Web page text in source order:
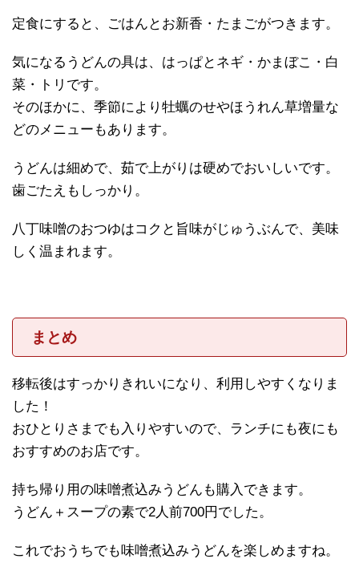
定食にすると、ごはんとお新香・たまごがつきます。
気になるうどんの具は、はっぱとネギ・かまぼこ・白
菜・トリです。
そのほかに、季節により牡蠣のせやほうれん草増量な
どのメニューもあります。
うどんは細めで、茹で上がりは硬めでおいしいです。
歯ごたえもしっかり。
八丁味噌のおつゆはコクと旨味がじゅうぶんで、美味
しく温まれます。
まとめ
移転後はすっかりきれいになり、利用しやすくなりま
した！
おひとりさまでも入りやすいので、ランチにも夜にも
おすすめのお店です。
持ち帰り用の味噌煮込みうどんも購入できます。
うどん＋スープの素で2人前700円でした。
これでおうちでも味噌煮込みうどんを楽しめますね。